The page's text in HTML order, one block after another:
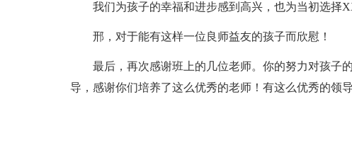
我们为孩子的幸福和进步感到高兴，也为当初选择
邢，对于能有这样一位良师益友的孩子而欣慰！
最后，再次感谢班上的几位老师。你的努力对孩子
导，感谢你们培养了这么优秀的老师！有这么优秀的领